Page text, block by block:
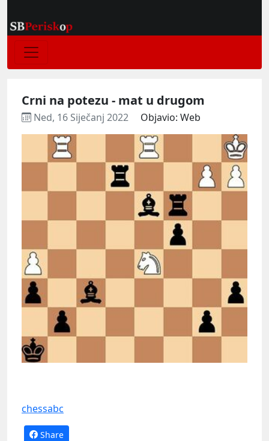
Crni na potezu - mat u drugom
Ned, 16 Siječanj 2022 Objavio: Web
chessabc
Share